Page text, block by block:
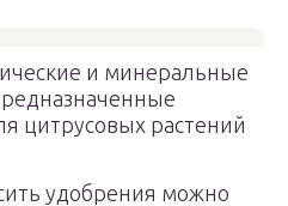
и минеральные
цитрусовых растений
удобрения можно